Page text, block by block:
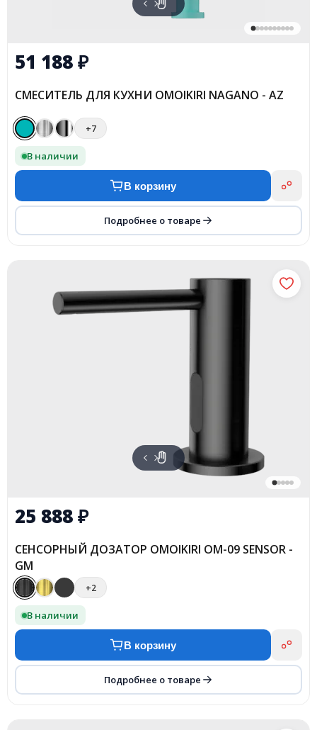
51 188₽
СМЕСИТЕЛЬ ДЛЯ КУХНИ OMOIKIRI NAGANO - AZ
+7
В наличии
В корзину
Подробнее о товаре
25 888₽
СЕНСОРНЫЙ ДОЗАТОР OMOIKIRI OM-09 SENSOR -
GM
+2
В наличии
В корзину
Подробнее о товаре